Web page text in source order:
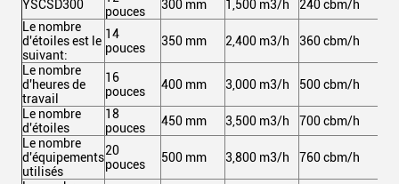
YSCSD300
pouces
300 mm 1,500 m3/h 240 cbm/h
Le nombre
d'étoiles est le
suivant:
14
pouces
350 mm 2,400 m3/h 360 cbm/h
Le nombre
d'heures de
travail
16
pouces
400 mm 3,000 m3/h 500 cbm/h
Le nombre
d'étoiles
18
pouces
450 mm 3,500 m3/h 700 cbm/h
Le nombre
d'équipements
utilisés
20
pouces
500 mm 3,800 m3/h 760 cbm/h